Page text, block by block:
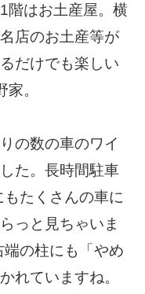
階はお土産屋。横
店のお土産等が
だけでも楽しい
。
の数の車のワイ
た。長時間駐車
たくさんの車に
っと見ちゃいま
の柱にも「やめ
れていますね。